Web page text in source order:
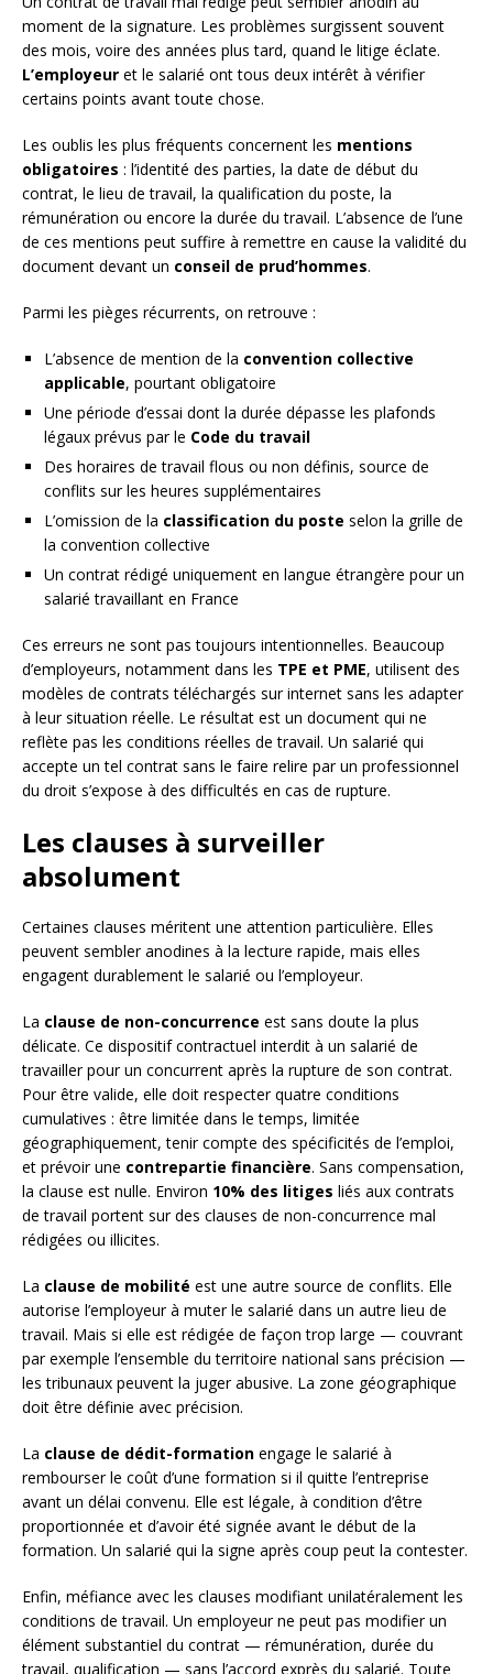
moment de la signature. Les problèmes surgissent souvent
des mois, voire des années plus tard, quand le litige éclate.
L’employeur et le salarié ont tous deux intérêt à vérifier
certains points avant toute chose.
Les oublis les plus fréquents concernent les mentions
obligatoires : l’identité des parties, la date de début du
contrat, le lieu de travail, la qualification du poste, la
rémunération ou encore la durée du travail. L’absence de l’une
de ces mentions peut suffire à remettre en cause la validité du
document devant un conseil de prud’hommes.
Parmi les pièges récurrents, on retrouve :
L’absence de mention de la convention collective
applicable, pourtant obligatoire
Une période d’essai dont la durée dépasse les plafonds
légaux prévus par le Code du travail
Des horaires de travail flous ou non définis, source de
conflits sur les heures supplémentaires
L’omission de la classification du poste selon la grille de
la convention collective
Un contrat rédigé uniquement en langue étrangère pour un
salarié travaillant en France
Ces erreurs ne sont pas toujours intentionnelles. Beaucoup
d’employeurs, notamment dans les TPE et PME, utilisent des
modèles de contrats téléchargés sur internet sans les adapter
à leur situation réelle. Le résultat est un document qui ne
reflète pas les conditions réelles de travail. Un salarié qui
accepte un tel contrat sans le faire relire par un professionnel
du droit s’expose à des difficultés en cas de rupture.
Les clauses à surveiller
absolument
Certaines clauses méritent une attention particulière. Elles
peuvent sembler anodines à la lecture rapide, mais elles
engagent durablement le salarié ou l’employeur.
La clause de non-concurrence est sans doute la plus
délicate. Ce dispositif contractuel interdit à un salarié de
travailler pour un concurrent après la rupture de son contrat.
Pour être valide, elle doit respecter quatre conditions
cumulatives : être limitée dans le temps, limitée
géographiquement, tenir compte des spécificités de l’emploi,
et prévoir une contrepartie financière. Sans compensation,
la clause est nulle. Environ 10% des litiges liés aux contrats
de travail portent sur des clauses de non-concurrence mal
rédigées ou illicites.
La clause de mobilité est une autre source de conflits. Elle
autorise l’employeur à muter le salarié dans un autre lieu de
travail. Mais si elle est rédigée de façon trop large — couvrant
par exemple l’ensemble du territoire national sans précision —
les tribunaux peuvent la juger abusive. La zone géographique
doit être définie avec précision.
La clause de dédit-formation engage le salarié à
rembourser le coût d’une formation si il quitte l’entreprise
avant un délai convenu. Elle est légale, à condition d’être
proportionnée et d’avoir été signée avant le début de la
formation. Un salarié qui la signe après coup peut la contester.
Enfin, méfiance avec les clauses modifiant unilatéralement les
conditions de travail. Un employeur ne peut pas modifier un
élément substantiel du contrat — rémunération, durée du
travail, qualification — sans l’accord exprès du salarié. Toute